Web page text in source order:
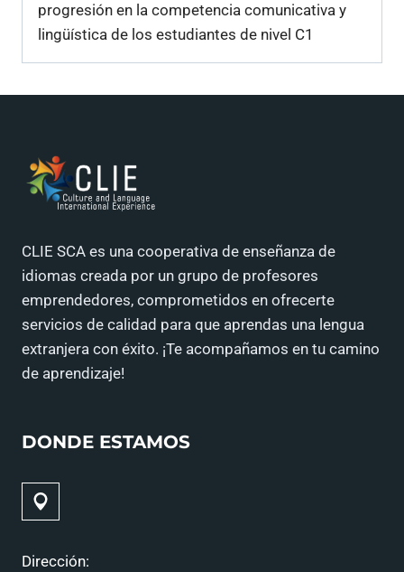
progresión en la competencia comunicativa y
lingüística de los estudiantes de nivel C1
CLIE SCA es una cooperativa de enseñanza de
idiomas creada por un grupo de profesores
emprendedores, comprometidos en ofrecerte
servicios de calidad para que aprendas una lengua
extranjera con éxito. ¡Te acompañamos en tu camino
de aprendizaje!
DONDE ESTAMOS
Dirección: